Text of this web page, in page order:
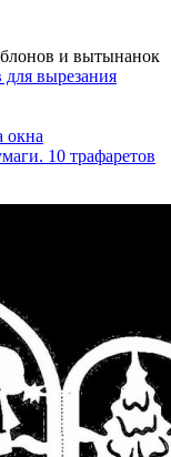
и вытынанок
вырезания
окна
10 трафаретов